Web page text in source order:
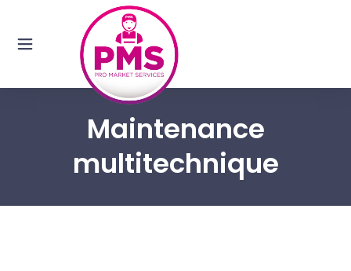
Maintenance
multitechnique